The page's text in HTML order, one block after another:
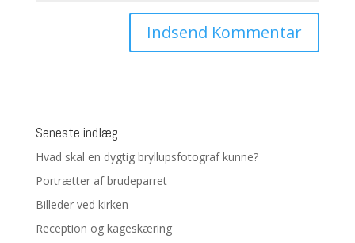
Seneste indlæg
Hvad skal en dygtig bryllupsfotograf kunne?
Portrætter af brudeparret
Billeder ved kirken
Reception og kageskæring